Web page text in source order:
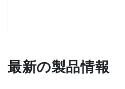
最新の製品情報